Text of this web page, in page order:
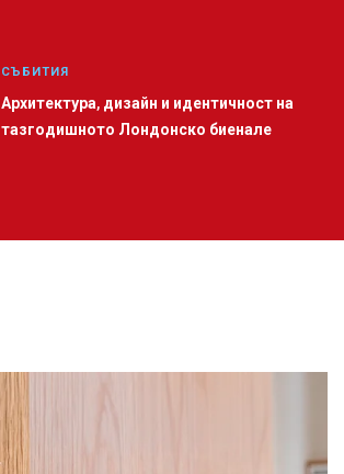
СЪБИТИЯ
Архитектура, дизайн и идентичност на
тазгодишното Лондонско биенале